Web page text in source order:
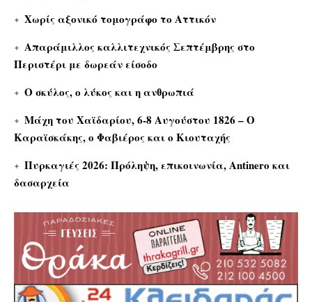
Χωρίς αξονικό τομογράφο το Αττικόν
Απαράμιλλος καλλιτεχνικός Σεπτέμβρης στο
Περιστέρι με δωρεάν είσοδο
Ο σκύλος, ο λύκος και η ανθρωπιά
Μάχη του Χαϊδαρίου, 6-8 Αυγούστου 1826 – Ο
Καραϊσκάκης, ο Φαβιέρος και ο Κιουταχής
Πυρκαγιές 2026: Πρόληψη, επικοινωνία, Antinero και
δασαρχεία